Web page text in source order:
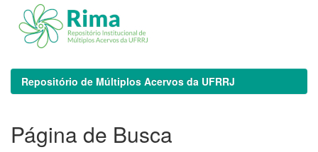
Repositório de Múltiplos Acervos da UFRRJ
Página de Busca